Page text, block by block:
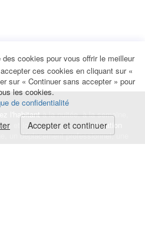
l'habitantà la nuitée, à la semaine,
et longs séjours, unecolocation
un déplacement professionnel, une
cookies pour vous offrir le meilleur
ces cookies en cliquant sur «
sur « Continuer sans accepter » pour
les cookies.
de confidentialité
Accepter et continuer